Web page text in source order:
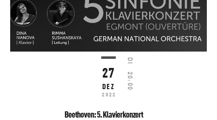
27
DEZ
2022
DI
20:00
Beethoven: 5. Klavierkonzert